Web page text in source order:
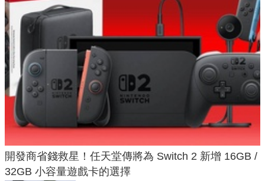
開發商省錢救星！任天堂傳將為 Switch 2 新增 16GB /
32GB 小容量遊戲卡的選擇